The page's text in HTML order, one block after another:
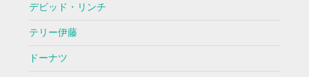
デビッド・リンチ
テリー伊藤
ドーナツ